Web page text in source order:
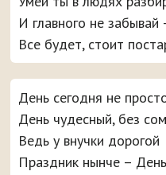
И главного не забывай
Все будет, стоит
День сегодня не
День чудесный, без
Ведь у внучки дорогой
Праздник нынче –